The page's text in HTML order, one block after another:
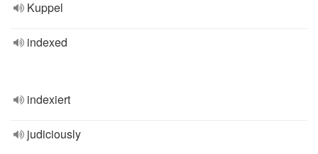
Kuppel
indexed
indexiert
judiciously